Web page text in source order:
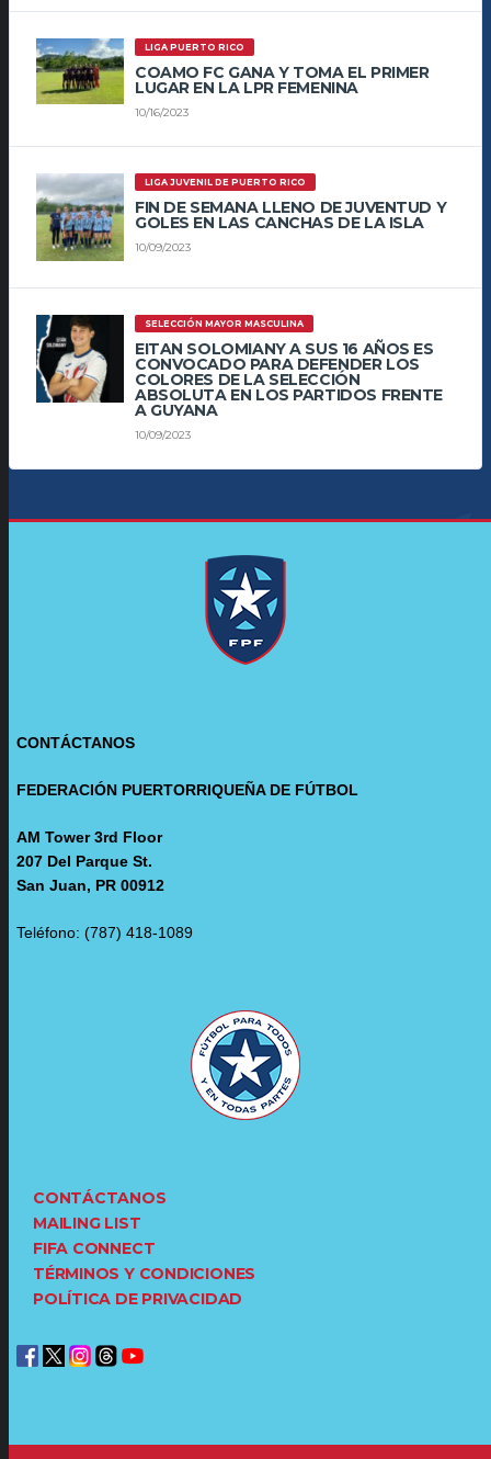
LIGA PUERTO RICO
COAMO FC GANA Y TOMA EL PRIMER
LUGAR EN LA LPR FEMENINA
10/16/2023
LIGA JUVENIL DE PUERTO RICO
FIN DE SEMANA LLENO DE JUVENTUD Y
GOLES EN LAS CANCHAS DE LA ISLA
10/09/2023
SELECCIÓN MAYOR MASCULINA
EITAN SOLOMIANY A SUS 16 AÑOS ES
CONVOCADO PARA DEFENDER LOS
COLORES DE LA SELECCIÓN
ABSOLUTA EN LOS PARTIDOS FRENTE
A GUYANA
10/09/2023
CONTÁCTANOS
FEDERACIÓN PUERTORRIQUEÑA DE FÚTBOL
AM Tower 3rd Floor
207 Del Parque St.
San Juan, PR 00912
Teléfono: (787) 418-1089
CONTÁCTANOS
MAILING LIST
FIFA CONNECT
TÉRMINOS Y CONDICIONES
POLÍTICA DE PRIVACIDAD